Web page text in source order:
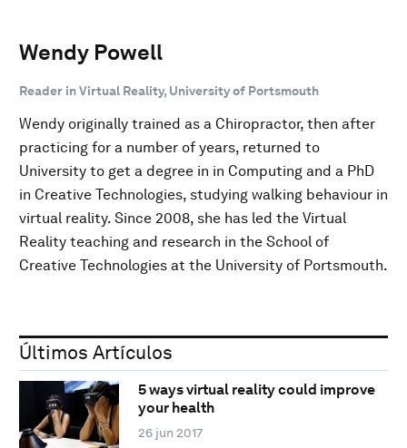
Wendy Powell
Reader in Virtual Reality, University of Portsmouth
Wendy originally trained as a Chiropractor, then after
practicing for a number of years, returned to
University to get a degree in in Computing and a PhD
in Creative Technologies, studying walking behaviour in
virtual reality. Since 2008, she has led the Virtual
Reality teaching and research in the School of
Creative Technologies at the University of Portsmouth.
Últimos Artículos
5 ways virtual reality could improve
your health
26 jun 2017